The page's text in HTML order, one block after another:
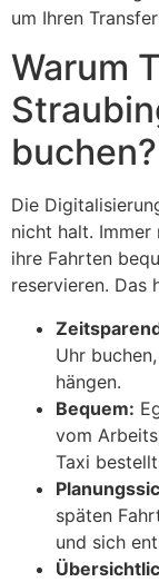
um Ihren
Warum
buchen?
Die
nicht halt. Immer
ihre Fahrten
reservieren. Das
Uhr
hängen.
Bequem:
vom
Taxi
späten
und sich